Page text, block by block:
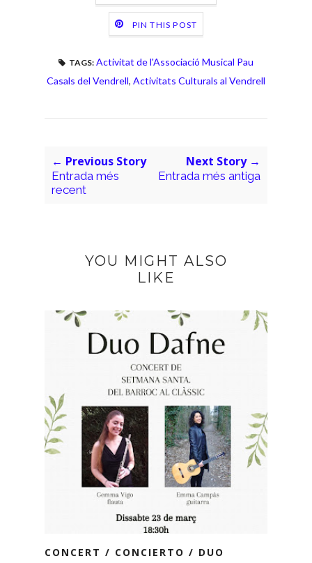
PIN THIS POST
TAGS: Activitat de l'Associació Musical Pau
Casals del Vendrell, Activitats Culturals al Vendrell
← Previous Story
Entrada més
recent
Next Story →
Entrada més antiga
YOU MIGHT ALSO
LIKE
CONCERT / CONCIERTO / DUO